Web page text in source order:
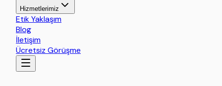
Hizmetlerimiz
Etik Yaklaşım
Blog
İletişim
Ücretsiz Görüşme